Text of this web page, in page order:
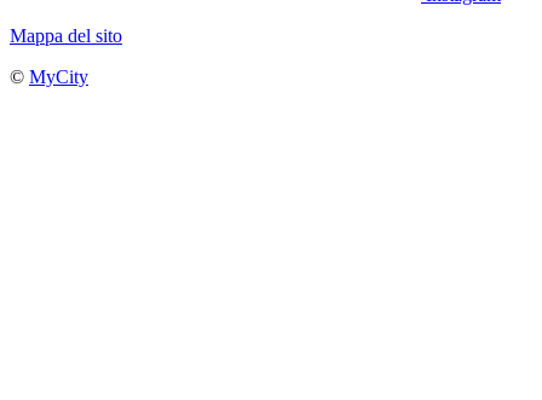
Mappa del sito
© MyCity